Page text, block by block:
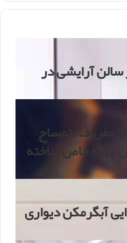
س
مجوز سالن آرایشی در
معروف «تمساح
چهره خاص ساخته
آبگرمکن دیواری